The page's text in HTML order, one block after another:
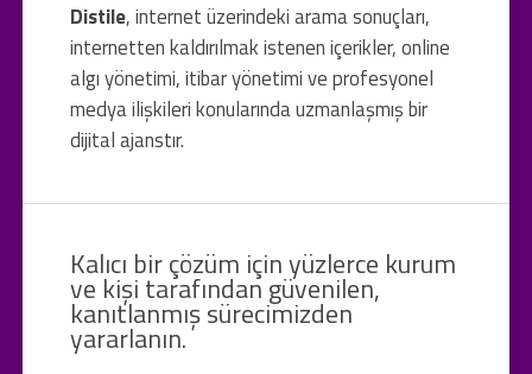
Distile, internet üzerindeki arama sonuçları,
internetten kaldırılmak istenen içerikler, online
algı yönetimi, itibar yönetimi ve profesyonel
medya ilişkileri konularında uzmanlaşmış bir
dijital ajanstır.
Kalıcı bir çözüm için yüzlerce kurum
ve kişi tarafından güvenilen,
kanıtlanmış sürecimizden
yararlanın.